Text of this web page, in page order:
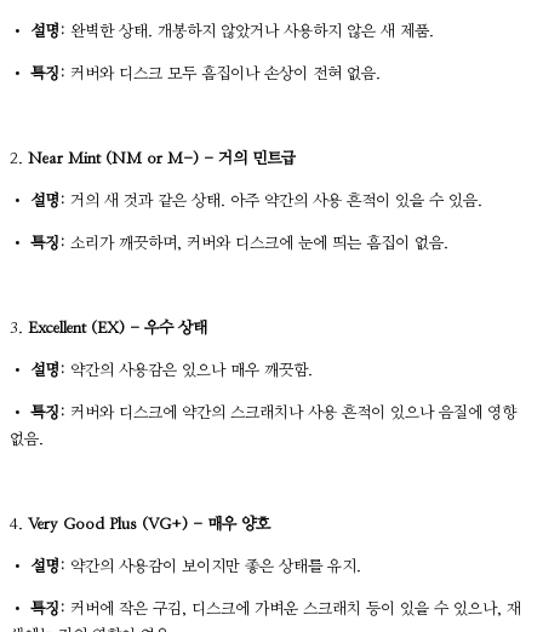
• 설명: 완벽한 상태. 개봉하지 않았거나 사용하지 않은 새 제품.
• 특징: 커버와 디스크 모두 흠집이나 손상이 전혀 없음.
2. Near Mint (NM or M-) - 거의 민트급
• 설명: 거의 새 것과 같은 상태. 아주 약간의 사용 흔적이 있을 수 있음.
• 특징: 소리가 깨끗하며, 커버와 디스크에 눈에 띄는 흠집이 없음.
3. Excellent (EX) - 우수 상태
• 설명: 약간의 사용감은 있으나 매우 깨끗함.
• 특징: 커버와 디스크에 약간의 스크래치나 사용 흔적이 있으나 음질에 영향
없음.
4. Very Good Plus (VG+) - 매우 양호
• 설명: 약간의 사용감이 보이지만 좋은 상태를 유지.
• 특징: 커버에 작은 구김, 디스크에 가벼운 스크래치 등이 있을 수 있으나, 재